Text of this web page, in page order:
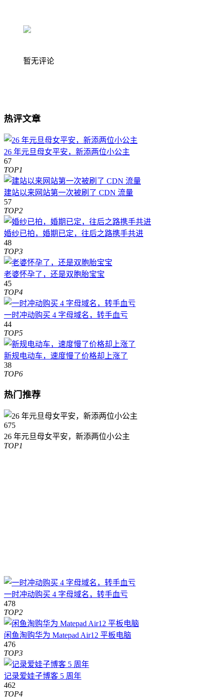
暂无评论
热评文章
26 年元旦母女平安，新添两位小公主
67
TOP1
建站以来网站第一次被刷了 CDN 流量
57
TOP2
婚纱已拍，婚期已定，往后之路携手共进
48
TOP3
老婆怀孕了，还是双胞胎宝宝
45
TOP4
一时冲动购买 4 字母域名，转手血亏
44
TOP5
新规电动车，速度慢了价格却上涨了
38
TOP6
热门推荐
675
26 年元旦母女平安，新添两位小公主
TOP1
一时冲动购买 4 字母域名，转手血亏
478
TOP2
闲鱼淘购华为 Matepad Air12 平板电脑
476
TOP3
记录爱娃子博客 5 周年
462
TOP4